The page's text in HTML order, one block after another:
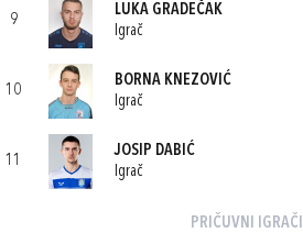
9
LUKA GRADEČAK
Igrač
10
BORNA KNEZOVIĆ
Igrač
11
JOSIP DABIĆ
Igrač
PRIČUVNI IGRAČI